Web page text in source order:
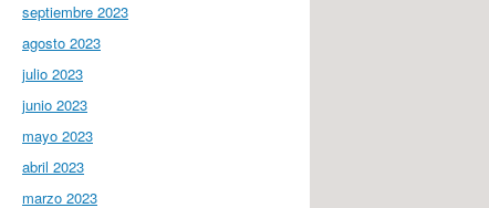
septiembre 2023
agosto 2023
julio 2023
junio 2023
mayo 2023
abril 2023
marzo 2023